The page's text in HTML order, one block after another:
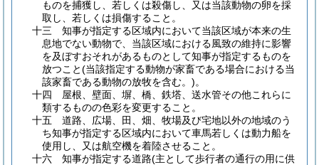
ものを捕獲し、若しくは殺傷し、又は当該動物の卵を採
取し、若しくは損傷すること。
十三
知事が指定する区域内において当該区域が本来の生
息地でない動物で、当該区域における風致の維持に影響
を及ぼすおそれがあるものとして知事が指定するものを
放つこと(当該指定する動物が家畜である場合における当
該家畜である動物の放牧を含む。)。
十四
屋根、壁面、塀、橋、鉄塔、送水管その他これらに
類するものの色彩を変更すること。
十五
道路、広場、田、畑、牧場及び宅地以外の地域のう
ち知事が指定する区域内において車馬若しくは動力船を
使用し、又は航空機を着陸させること。
十六
知事が指定する道路(主として歩行者の通行の用に供